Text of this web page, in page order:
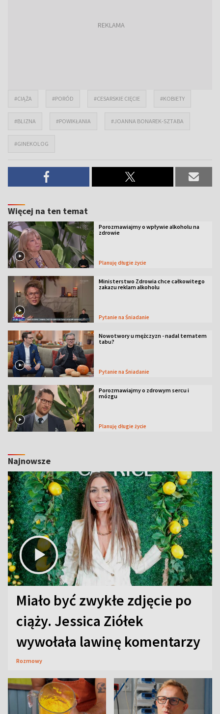
#CIĄŻA #PORÓD #CESARSKIE CIĘCIE #KOBIETY
#BLIZNA #POWIKŁANIA #JOANNA BONAREK-SZTABA
#GINEKOLOG
Więcej na ten temat
Porozmawiajmy o wpływie alkoholu na
zdrowie
Planuję długie życie
Ministerstwo Zdrowia chce całkowitego
zakazu reklam alkoholu
Pytanie na Śniadanie
Nowotwory u mężczyzn - nadal tematem
tabu?
Pytanie na Śniadanie
Porozmawiajmy o zdrowym sercu i
mózgu
Planuję długie życie
Najnowsze
Miało być zwykłe zdjęcie po
ciąży. Jessica Ziółek
wywołała lawinę komentarzy
Rozmowy